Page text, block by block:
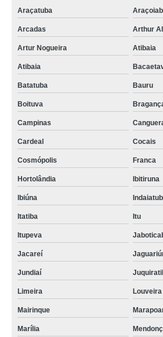
Araçatuba
Arcadas Arthur
Artur Nogueira Atibaia
Atibaia
Batatuba Bauru
Boituva
Campinas
Cardeal Cocais
Cosmópolis Franca
Hortolândia Ibitiruna
Ibiúna
Itatiba Itu
Itupeva
Jacareí
Jundiaí
Limeira Louveira
Mairinque
Marília